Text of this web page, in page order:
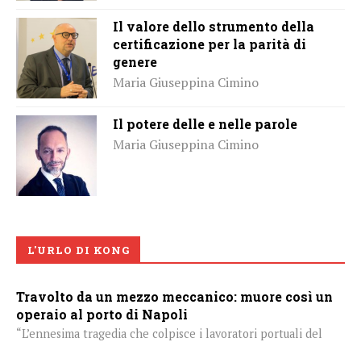
Il valore dello strumento della
certificazione per la parità di
genere
Maria Giuseppina Cimino
Il potere delle e nelle parole
Maria Giuseppina Cimino
L'URLO DI KONG
Travolto da un mezzo meccanico: muore così un
operaio al porto di Napoli
“L’ennesima tragedia che colpisce i lavoratori portuali del